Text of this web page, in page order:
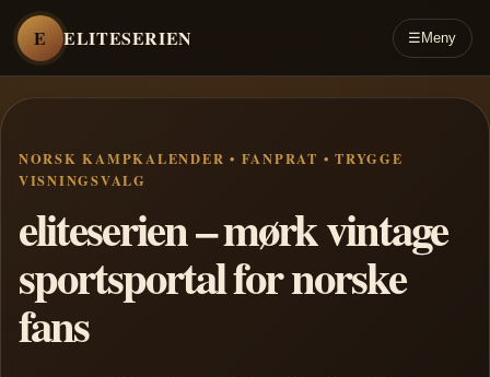
E ELITESERIEN ☰ Meny
NORSK KAMPKALENDER • FANPRAT • TRYGGE
VISNINGSVALG
eliteserien – mørk vintage
sportsportal for norske
fans